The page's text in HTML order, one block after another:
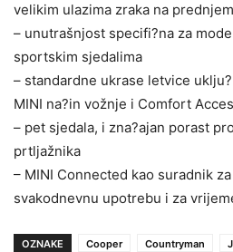
velikim ulazima zraka na
– unutrašnjost specifi?na za
sportskim sjedalima
– standardne ukrase letvice
MINI na?in vožnje i Comfort
– pet sjedala, i zna?ajan porast
prtljažnika
– MINI Connected kao suradnik
svakodnevnu upotrebu i za
OZNAKE Cooper Countryman